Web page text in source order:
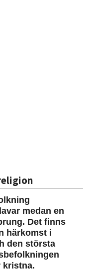
medan en
Det finns
härkomst i
den största
kristna.